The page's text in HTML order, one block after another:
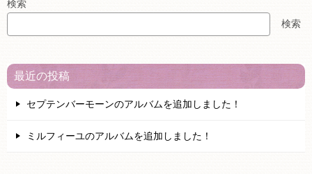
検索
検索
最近の投稿
セプテンバーモーンのアルバムを追加しました！
ミルフィーユのアルバムを追加しました！